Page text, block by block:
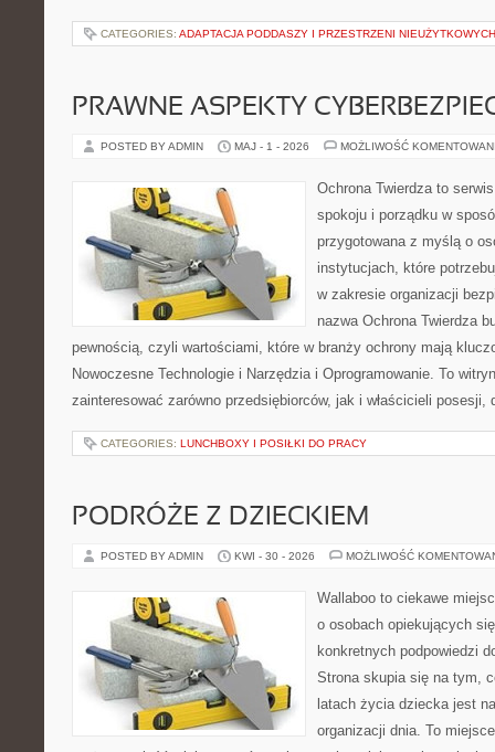
CATEGORIES: ADAPTACJA PODDASZY I PRZESTRZENI NIEUŻYTKOWYCH
PRAWNE ASPEKTY
POSTED BY ADMIN MAJ - 1 - 2026 MOŻLIWOŚĆ
Ochrona Twierdza to
spokoju i porządku w
przygotowana z myślą o
instytucjach, które
w zakresie organizacji
nazwa Ochrona Twierdza
pewnością, czyli wartościami, które w branży ochrony mają
Nowoczesne Technologie i Narzędzia i Oprogramowanie. To
zainteresować zarówno przedsiębiorców, jak i właścicieli
CATEGORIES: LUNCHBOXY I POSIŁKI DO PRACY
PODRÓŻE Z DZIECKIEM
POSTED BY ADMIN KWI - 30 - 2026 MOŻLIWOŚĆ
Wallaboo to ciekawe
o osobach opiekujących
konkretnych podpowiedzi
Strona skupia się na tym,
latach życia dziecka jest
organizacji dnia. To